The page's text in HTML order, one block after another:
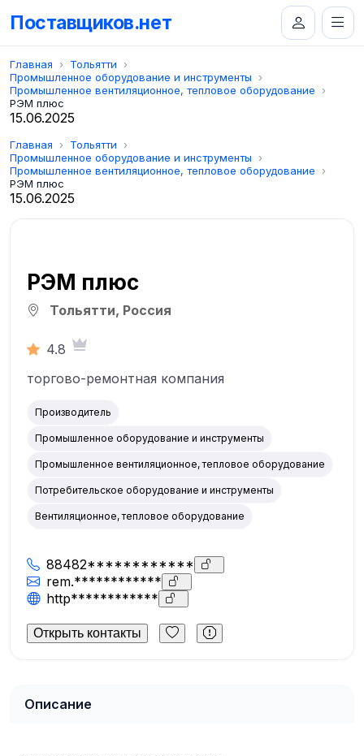
Поставщиков.нет
Главная
Тольятти
Промышленное оборудование и инструменты
Промышленное вентиляционное, тепловое оборудование
РЭМ плюс
15.06.2025
Главная
Тольятти
Промышленное оборудование и инструменты
Промышленное вентиляционное, тепловое оборудование
РЭМ плюс
15.06.2025
РЭМ плюс
Тольятти, Россия
4.8
торгово-ремонтная компания
Производитель
Промышленное оборудование и инструменты
Промышленное вентиляционное, тепловое оборудование
Потребительское оборудование и инструменты
Вентиляционное, тепловое оборудование
88482************
rem.************
http************
Открыть контакты
Описание